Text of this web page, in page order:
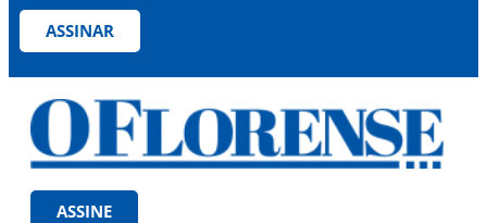
ASSINAR
ASSINE